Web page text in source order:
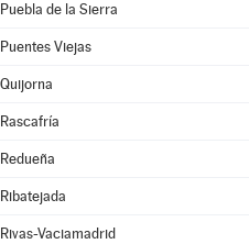
Puebla de la Sierra
Puentes Viejas
Quijorna
Rascafría
Redueña
Ribatejada
Rivas-Vaciamadrid